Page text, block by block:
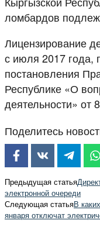
ломбардов
Лицензирование
с июля 2017 года,
постановления
Республике «О
деятельности»
Поделитесь
Предыдущая статья
электронной очереди
Следующая статьяВ
января отключат